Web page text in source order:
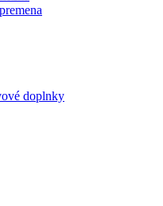
doplnky